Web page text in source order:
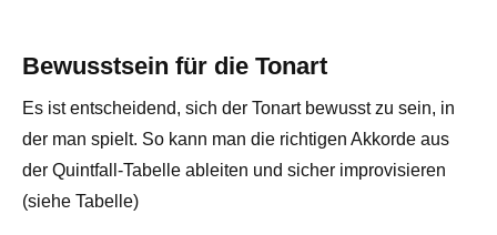
Bewusstsein für die Tonart
Es ist entscheidend, sich der Tonart bewusst zu sein, in
der man spielt. So kann man die richtigen Akkorde aus
der Quintfall-Tabelle ableiten und sicher improvisieren
(siehe Tabelle)